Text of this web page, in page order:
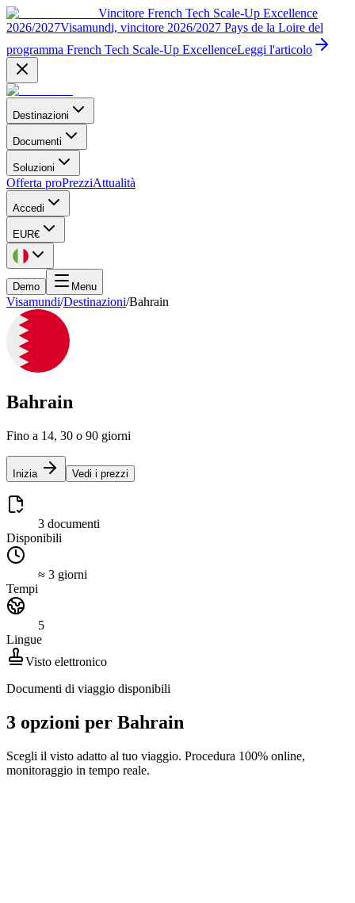
Vincitore French Tech Scale-Up Excellence
2026/2027Visamundi, vincitore 2026/2027 Pays de la Loire del
programma French Tech Scale-Up ExcellenceLeggi l'articolo
Destinazioni
Documenti
Soluzioni
Offerta proPrezziAttualità
Accedi
EUR€
Demo Menu
Visamundi/Destinazioni/Bahrain
Bahrain
Fino a 14, 30 o 90 giorni
Inizia Vedi i prezzi
3 documenti
Disponibili
≈ 3 giorni
Tempi
5
Lingue
Visto elettronico
Documenti di viaggio disponibili
3 opzioni per Bahrain
Scegli il visto adatto al tuo viaggio. Procedura 100% online,
monitoraggio in tempo reale.